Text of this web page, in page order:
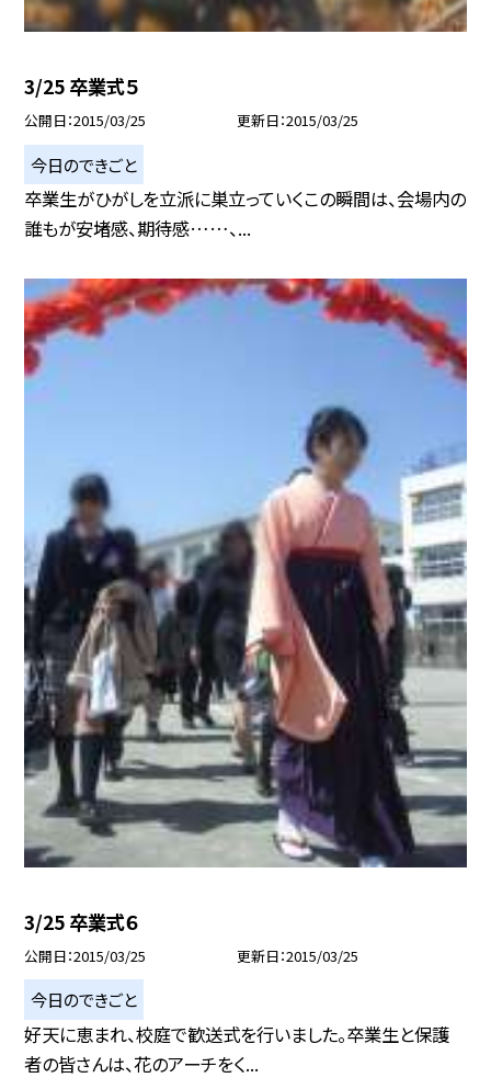
3/25 卒業式５
公開日 2015/03/25 更新日 2015/03/25
今日のできごと
卒業生がひがしを立派に巣立っていくこの瞬間は、会場内の
誰もが安堵感、期待感……、...
3/25 卒業式６
公開日 2015/03/25 更新日 2015/03/25
今日のできごと
好天に恵まれ、校庭で歓送式を行いました。卒業生と保護
者の皆さんは、花のアーチをく...